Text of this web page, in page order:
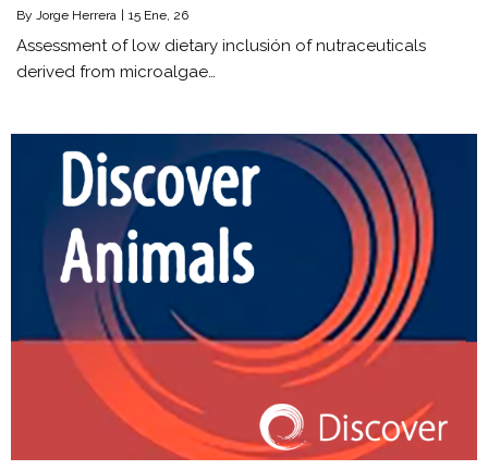
By Jorge Herrera 15 Ene, 26
Assessment of low dietary inclusión of nutraceuticals
derived from microalgae…